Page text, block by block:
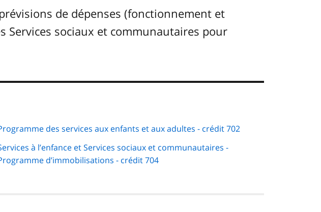
de dépenses (fonctionnement et
Services sociaux et communautaires pour
des services aux enfants et aux adultes - crédit 702
à l’enfance et Services sociaux et communautaires -
d’immobilisations - crédit 704